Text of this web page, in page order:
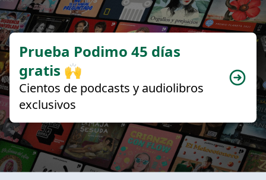
Prueba Podimo 45 días
gratis 🙌
Cientos de podcasts y audiolibros
exclusivos